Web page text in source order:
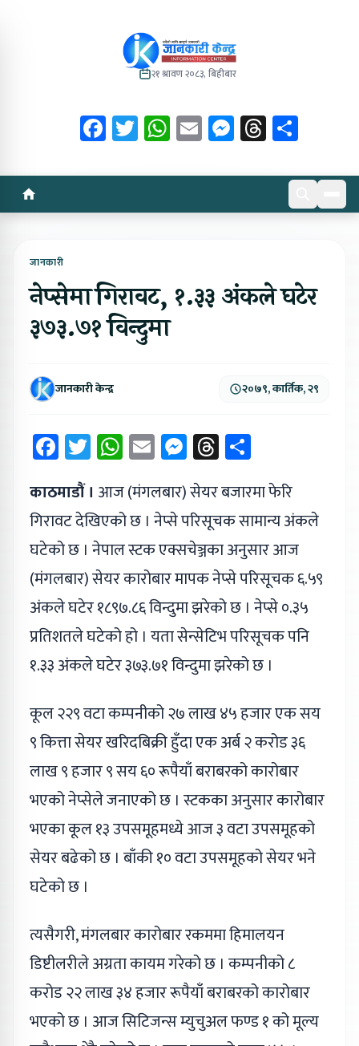
२१ श्रावण २०८३, बिहीबार
Facebook
Twitter
WhatsApp
EmailMessenger
Threads
जानकारी
नेप्सेमा गिरावट, १.३३ अंकले घटेर
३७३.७१ विन्दुमा
जानकारी केन्द्र २०७९, कार्तिक, २९
Facebook
Twitter
WhatsApp
EmailMessenger
Threads
काठमाडौं । आज (मंगलबार) सेयर बजारमा फेरि
गिरावट देखिएको छ । नेप्से परिसूचक सामान्य अंकले
घटेको छ । नेपाल स्टक एक्सचेञ्जका अनुसार आज
(मंगलबार) सेयर कारोबार मापक नेप्से परिसूचक ६.५९
अंकले घटेर १८९७.८६ विन्दुमा झरेको छ । नेप्से ०.३५
प्रतिशतले घटेको हो । यता सेन्सेटिभ परिसूचक पनि
१.३३ अंकले घटेर ३७३.७१ विन्दुमा झरेको छ ।
कूल २२९ वटा कम्पनीको २७ लाख ४५ हजार एक सय
९ कित्ता सेयर खरिदबिक्री हुँदा एक अर्ब २ करोड ३६
लाख ९ हजार ९ सय ६० रूपैयाँ बराबरको कारोबार
भएको नेप्सेले जनाएको छ । स्टकका अनुसार कारोबार
भएका कूल १३ उपसमूहमध्ये आज ३ वटा उपसमूहको
सेयर बढेको छ । बाँकी १० वटा उपसमूहको सेयर भने
घटेको छ ।
त्यसैगरी, मंगलबार कारोबार रकममा हिमालयन
डिष्टीलरीले अग्रता कायम गरेको छ । कम्पनीको ८
करोड २२ लाख ३४ हजार रूपैयाँ बराबरको कारोबार
भएको छ । आज सिटिजन्स म्युचुअल फण्ड १ को मूल्य